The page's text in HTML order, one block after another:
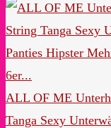
ALL OF ME
Tanga Sexy